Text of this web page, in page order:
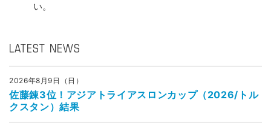
い。
LATEST NEWS
2026年8月9日（日）
佐藤錬3位！アジアトライアスロンカップ（2026/トル
クスタン）結果